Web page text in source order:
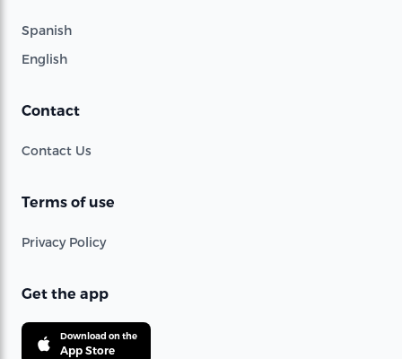
Spanish
English
Contact
Contact Us
Terms of use
Privacy Policy
Get the app
Download on the
App Store